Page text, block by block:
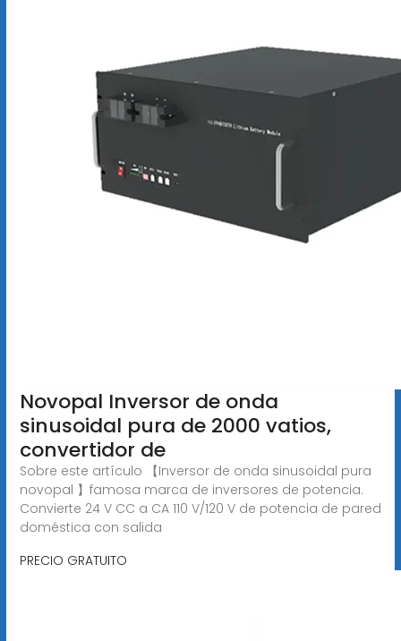
Novopal Inversor de onda
sinusoidal pura de 2000 vatios,
convertidor de
Sobre este artículo 【Inversor de onda sinusoidal pura
novopal 】famosa marca de inversores de potencia.
Convierte 24 V CC a CA 110 V/120 V de potencia de pared
doméstica con salida
PRECIO GRATUITO